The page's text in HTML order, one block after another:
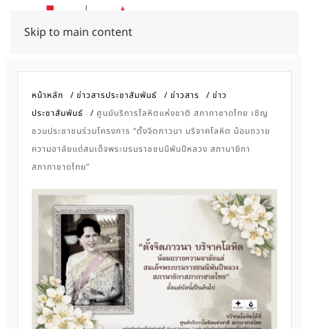
Skip to main content
หน้าหลัก ข่าวสารประชาสัมพันธ์ ข่าวสาร
ข่าว
ประชาสัมพันธ์
ศูนย์บริการโลหิตแห่งชาติ สภากาชาดไทย เชิญ
ชวนประชาชนร่วมโครงการ “ตั้งจิตภาวนา บริจาคโลหิต น้อมถวาย
ความอาลัยแด่สมเด็จพระบรมราชชนนีพันปีหลวง สภานายิกา
สภากาชาดไทย”